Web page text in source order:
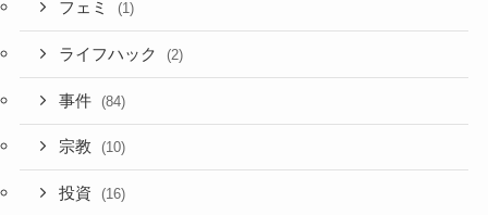
フェミ (1)
ライフハック (2)
事件 (84)
宗教 (10)
投資 (16)